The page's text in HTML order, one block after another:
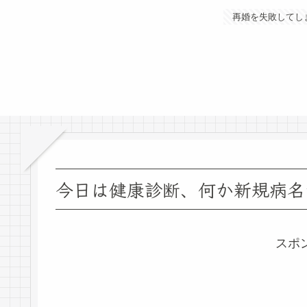
再婚を失敗してし
今日は健康診断、何か新規病
スポ